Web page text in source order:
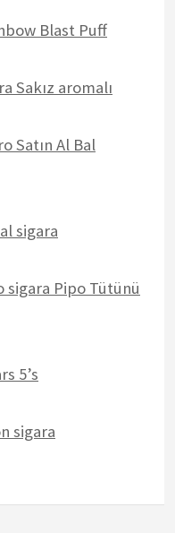
Blast Puff
Sakız aromalı
Satın Al Bal
sigara
sigara Pipo Tütünü
5’s
sigara